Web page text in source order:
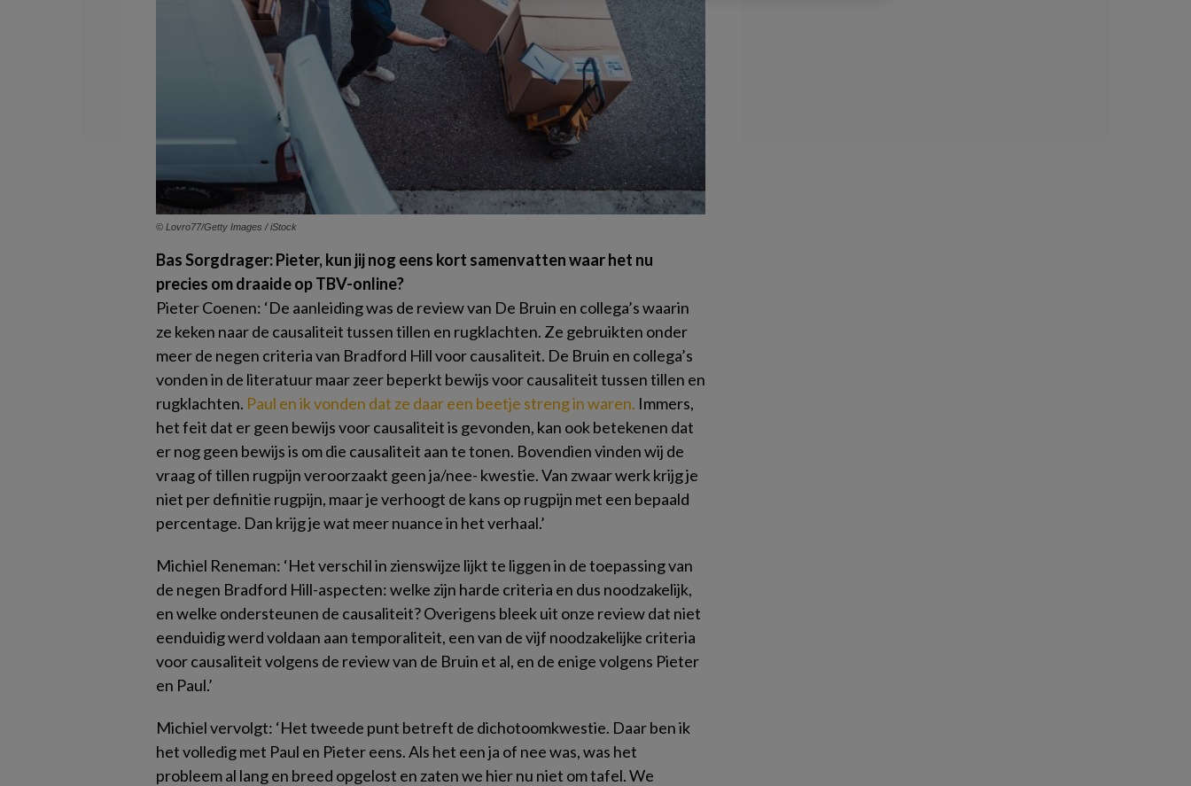
© Lovro77/Getty Images / iStock
Bas Sorgdrager: Pieter, kun jij nog eens kort samenvatten waar het nu
precies om draaide op TBV-online?
Pieter Coenen: ‘De aanleiding was de review van De Bruin en collega’s waarin
ze keken naar de causaliteit tussen tillen en rugklachten. Ze gebruikten onder
meer de negen criteria van Bradford Hill voor causaliteit. De Bruin en collega’s
vonden in de literatuur maar zeer beperkt bewijs voor causaliteit tussen tillen en
rugklachten. Paul en ik vonden dat ze daar een beetje streng in waren. Immers,
het feit dat er geen bewijs voor causaliteit is gevonden, kan ook betekenen dat
er nog geen bewijs is om die causaliteit aan te tonen. Bovendien vinden wij de
vraag of tillen rugpijn veroorzaakt geen ja/nee- kwestie. Van zwaar werk krijg je
niet per definitie rugpijn, maar je verhoogt de kans op rugpijn met een bepaald
percentage. Dan krijg je wat meer nuance in het verhaal.’
Michiel Reneman: ‘Het verschil in zienswijze lijkt te liggen in de toepassing van
de negen Bradford Hill-aspecten: welke zijn harde criteria en dus noodzakelijk,
en welke ondersteunen de causaliteit? Overigens bleek uit onze review dat niet
eenduidig werd voldaan aan temporaliteit, een van de vijf noodzakelijke criteria
voor causaliteit volgens de review van de Bruin et al, en de enige volgens Pieter
en Paul.’
Michiel vervolgt: ‘Het tweede punt betreft de dichotoomkwestie. Daar ben ik
het volledig met Paul en Pieter eens. Als het een ja of nee was, was het
probleem al lang en breed opgelost en zaten we hier nu niet om tafel. We